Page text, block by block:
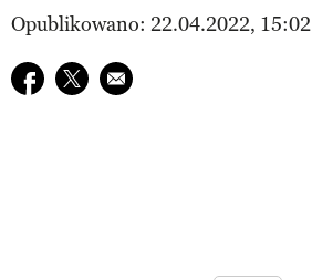
Opublikowano: 22.04.2022, 15:02
Udostępnij na facebook
Udostępnij na twitter
E-mail do przyjaciela